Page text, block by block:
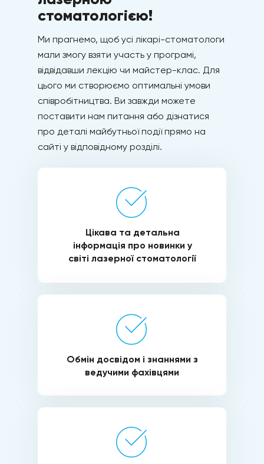
стоматологією!
Ми прагнемо, щоб усі лікарі-стоматологи
мали змогу взяти участь у програмі,
відвідавши лекцію чи майстер-клас. Для
цього ми створюємо оптимальні умови
співробітництва. Ви завжди можете
поставити нам питання або дізнатися
про деталі майбутньої події прямо на
сайті у відповідному розділі.
Цікава та детальна
інформація про новинки у
світі лазерної стоматології
Обмін досвідом і знаннями з
ведучими фахівцями